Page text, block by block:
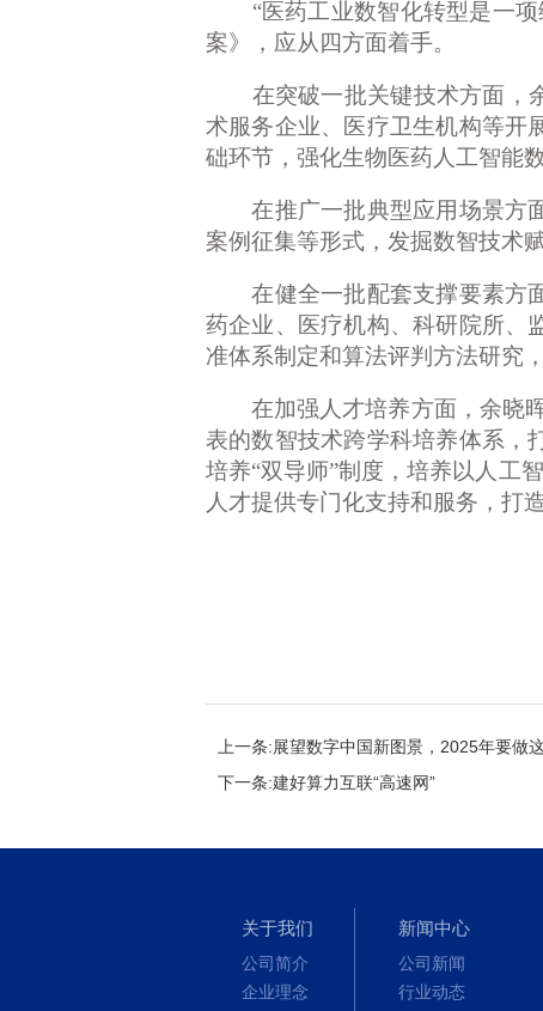
“医药工业数智化转型是一
案》，应从四方面着手。
在突破一批关键技术方面，
术服务企业、医疗卫生机构等开
础环节，强化生物医药人工智能
在推广一批典型应用场景方面
案例征集等形式，发掘数智技术
在健全一批配套支撑要素方面
药企业、医疗机构、科研院所、
准体系制定和算法评判方法研究
在加强人才培养方面，余晓晖
表的数智技术跨学科培养体系，
培养“双导师”制度，培养以人工
人才提供专门化支持和服务，打
上一条:展望数字中国新图景，2025年要做
下一条:建好算力互联“高速网”
关于我们
公司简介
企业理念
新闻中心
公司新闻
行业动态